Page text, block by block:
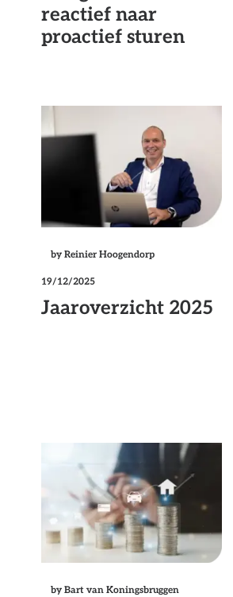
reactief naar
proactief sturen
by Reinier Hoogendorp
19/12/2025
Jaaroverzicht 2025
by Bart van Koningsbruggen